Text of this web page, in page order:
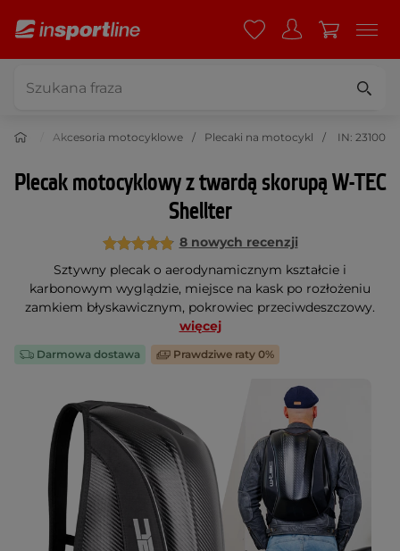
Moto Akcesoria motocyklowe Plecaki na motocykl IN: 23100
Plecak motocyklowy z twardą skorupą W-TEC
Shellter
8 nowych recenzji
Sztywny plecak o aerodynamicznym kształcie i
karbonowym wyglądzie, miejsce na kask po rozłożeniu
zamkiem błyskawicznym, pokrowiec przeciwdeszczowy.
więcej
Darmowa dostawa Prawdziwe raty 0%